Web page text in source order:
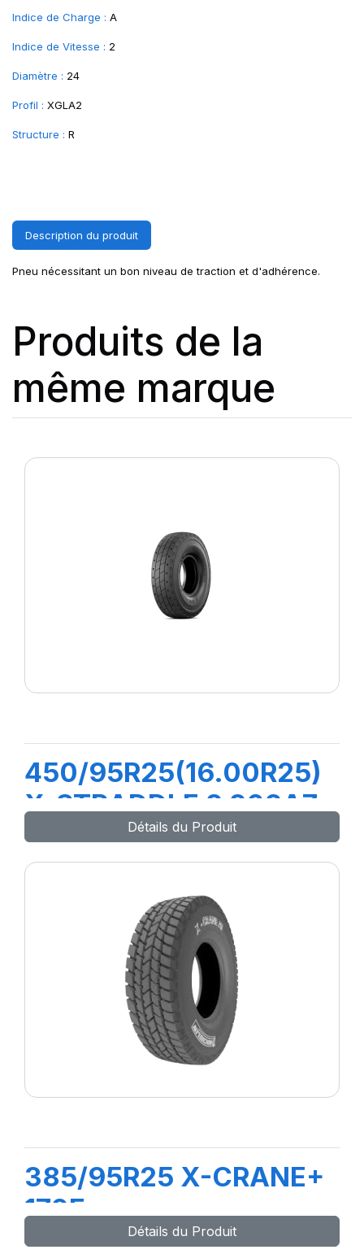
Indice de Charge : A
Indice de Vitesse : 2
Diamètre : 24
Profil : XGLA2
Structure : R
Description du produit
Pneu nécessitant un bon niveau de traction et d'adhérence.
Produits de la
même marque
450/95R25(16.00R25)
X-STRADDLE 2 202A7
Détails du Produit
385/95R25 X-CRANE+
170F
Détails du Produit